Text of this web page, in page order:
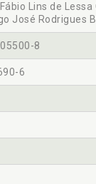
Lins de
José Rodrigues
8
6